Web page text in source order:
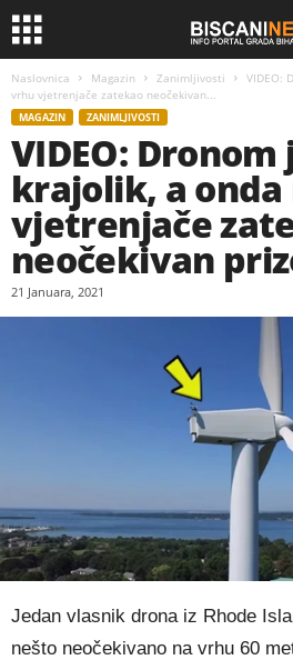
Naslovnica Magazin Zanimljivosti
VIDEO:
vrhu vjetrenjače zatekao neočekivan...
MAGAZIN ZANIMLJIVOSTI
VIDEO:
krajolik, a
vjetrenjače
neočekivan
21 Januara, 2021
Jedan vlasnik drona iz Rhode
nešto neočekivano na vrhu 60